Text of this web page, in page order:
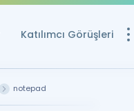
Katılımcı Görüşleri
notepad